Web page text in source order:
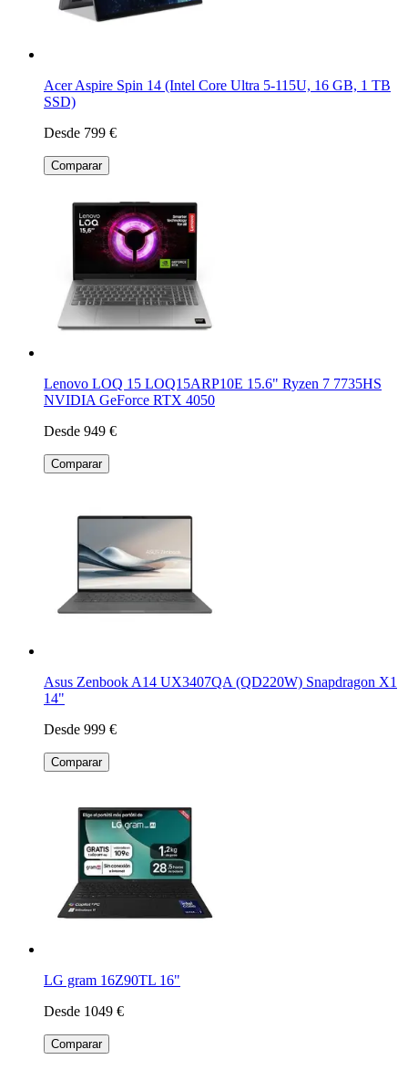
Acer Aspire Spin 14 (Intel Core Ultra 5-115U, 16 GB, 1 TB
SSD)
Desde 799 €
Comparar
Lenovo LOQ 15 LOQ15ARP10E 15.6" Ryzen 7 7735HS
NVIDIA GeForce RTX 4050
Desde 949 €
Comparar
Asus Zenbook A14 UX3407QA (QD220W) Snapdragon X1
14"
Desde 999 €
Comparar
LG gram 16Z90TL 16"
Desde 1049 €
Comparar